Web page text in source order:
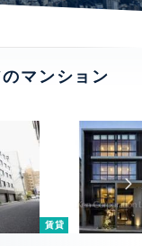
マンション
賃貸